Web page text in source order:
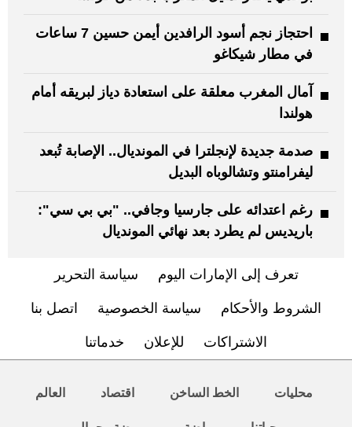
احتجاز نجم أسود الرافدين أيمن حسين 7 ساعات
في مطار شيكاغو
آمال المغرب معلقة على استعادة دياز لبريقه أمام
هولندا
صدمة جديدة لإنجلترا في المونديال.. الإصابة تُبعد
ليفرامنتو وتشالوباه البديل
رغم اعتدائه على جارسيا وجافي.. "بي بي سي":
باريديس لم يطرد بعد نهائي المونديال
تعرف إلى الإمارات اليوم سياسة التحرير
الشروط والأحكام سياسة الخصوصية اتصل بنا
الاشتراكات للإعلان خدماتنا
محليات الخط الساخن اقتصاد العالم